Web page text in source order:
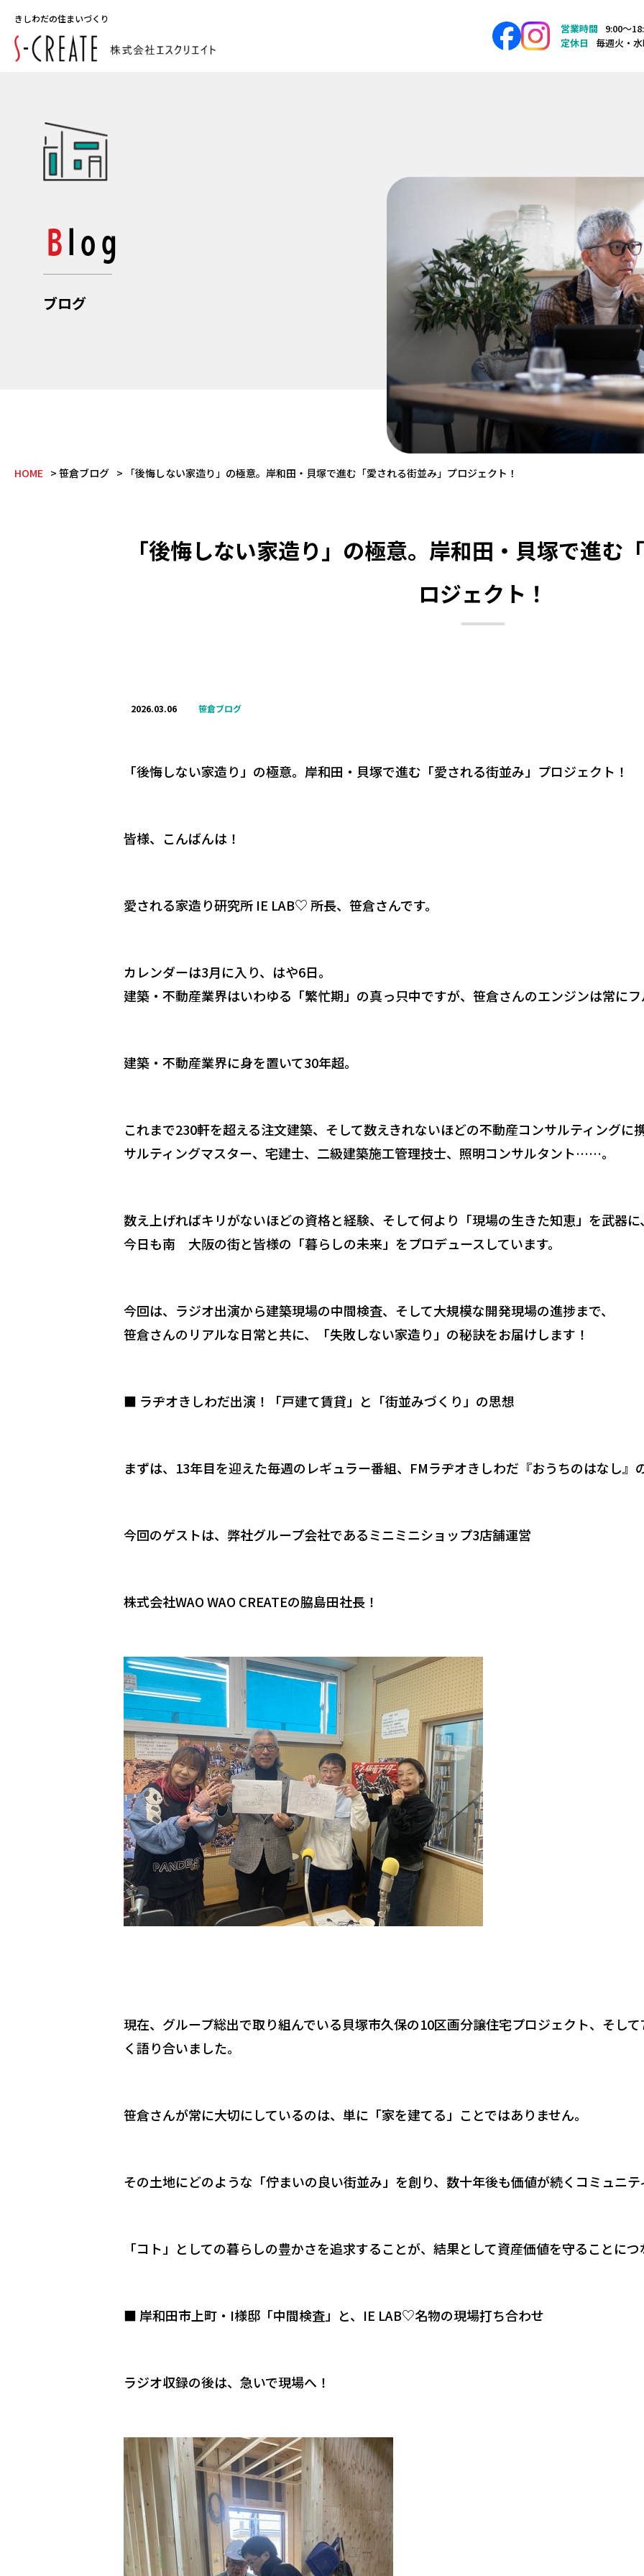
きしわだの住まいづくり
営業時間
9:00〜
定休日
毎週火・
Blog
ブログ
HOME 笹倉ブログ 「後悔しない家造り」の極意。岸和田・貝塚で進む「愛される街並み」プロジェクト！
「後悔しない家造り」の極意。岸和田・貝塚で進む
ロジェクト！
2026.03.06 笹倉ブログ
「後悔しない家造り」の極意。岸和田・貝塚で進む「愛される街並み」プロジェクト！
皆様、こんばんは！
愛される家造り研究所 IE LAB♡ 所長、笹倉さんです。
カレンダーは3月に入り、はや6日。
建築・不動産業界はいわゆる「繁忙期」の真っ只中ですが、笹倉さんのエンジンは常にフ
建築・不動産業界に身を置いて30年超。
これまで230軒を超える注文建築、そして数えきれないほどの不動産コンサルティングに
サルティングマスター、宅建士、二級建築施工管理技士、照明コンサルタント……。
数え上げればキリがないほどの資格と経験、そして何より「現場の生きた知恵」を武器に、
今日も南 大阪の街と皆様の「暮らしの未来」をプロデュースしています。
今回は、ラジオ出演から建築現場の中間検査、そして大規模な開発現場の進捗まで、
笹倉さんのリアルな日常と共に、「失敗しない家造り」の秘訣をお届けします！
■ ラヂオきしわだ出演！「戸建て賃貸」と「街並みづくり」の思想
まずは、13年目を迎えた毎週のレギュラー番組、FMラヂオきしわだ『おうちのはなし』
今回のゲストは、弊社グループ会社であるミニミニショップ3店舗運営
株式会社WAO WAO CREATEの脇島田社長！
現在、グループ総出で取り組んでいる貝塚市久保の10区画分譲住宅プロジェクト、そし
く語り合いました。
笹倉さんが常に大切にしているのは、単に「家を建てる」ことではありません。
その土地にどのような「佇まいの良い街並み」を創り、数十年後も価値が続くコミュニテ
「コト」としての暮らしの豊かさを追求することが、結果として資産価値を守ることにつ
■ 岸和田市上町・I様邸「中間検査」と、IE LAB♡名物の現場打ち合わせ
ラジオ収録の後は、急いで現場へ！